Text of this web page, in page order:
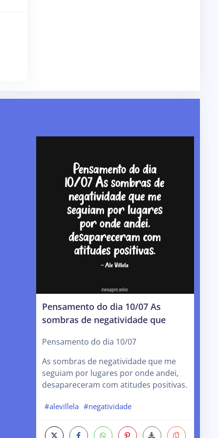
Pensamento do dia 10/07 As
sombras de negatividade que
Pensamento do dia 10/07
As sombras de negatividade que me
seguiam por lugares por onde andei,
desapareceram com atitudes positivas.
#alevillela #negatividade